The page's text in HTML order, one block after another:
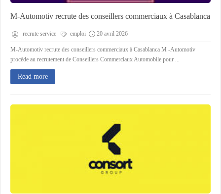
M-Automotiv recrute des conseillers commerciaux à Casablanca
recrute service emploi 20 avril 2026
M-Automotiv recrute des conseillers commerciaux à Casablanca M -Automotiv
procède au recrutement de Conseillers Commerciaux Automobile pour ...
Read more